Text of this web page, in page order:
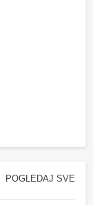
POGLEDAJ SVE